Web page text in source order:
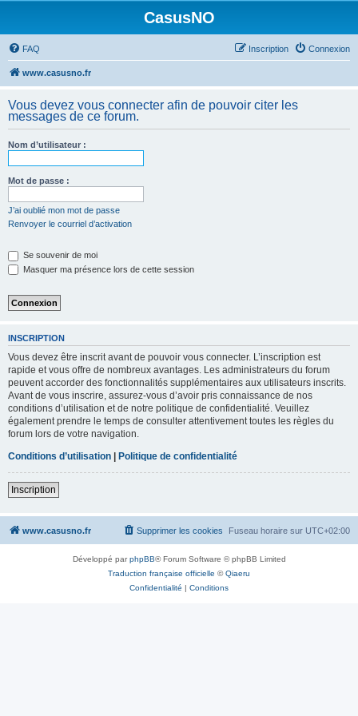
CasusNO
FAQ Connexion
Inscription
www.casusno.fr
Vous devez vous connecter afin de pouvoir citer les
messages de ce forum.
Nom d’utilisateur :
Mot de passe :
J’ai oublié mon mot de passe
Renvoyer le courriel d’activation
Se souvenir de moi
Masquer ma présence lors de cette session
INSCRIPTION
Vous devez être inscrit avant de pouvoir vous connecter. L’inscription est
rapide et vous offre de nombreux avantages. Les administrateurs du forum
peuvent accorder des fonctionnalités supplémentaires aux utilisateurs inscrits.
Avant de vous inscrire, assurez-vous d’avoir pris connaissance de nos
conditions d’utilisation et de notre politique de confidentialité. Veuillez
également prendre le temps de consulter attentivement toutes les règles du
forum lors de votre navigation.
Conditions d’utilisation | Politique de confidentialité
Inscription
www.casusno.fr Fuseau horaire sur UTC+02:00
Supprimer les cookies
Développé parphpBB® Forum Software © phpBB Limited
Traduction française officielle ©Qiaeru
Confidentialité | Conditions